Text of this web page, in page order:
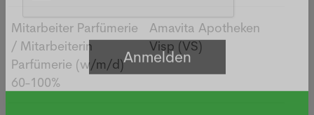
Mitarbeiter Parfümerie
/ Mitarbeiterin
Parfümerie (w/m/d)
60-100%
Amavita Apotheken
Visp (VS)